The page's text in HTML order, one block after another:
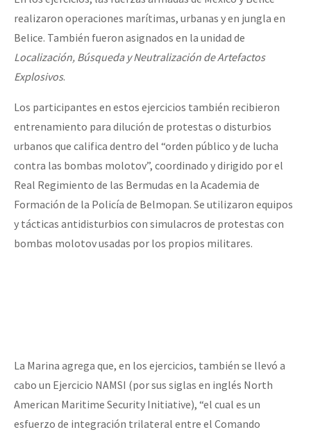
realizaron operaciones marítimas, urbanas y en jungla en
Belice. También fueron asignados en la unidad de
Localización, Búsqueda y Neutralización de Artefactos
Explosivos.
Los participantes en estos ejercicios también recibieron
entrenamiento para dilución de protestas o disturbios
urbanos que califica dentro del “orden público y de lucha
contra las bombas molotov”, coordinado y dirigido por el
Real Regimiento de las Bermudas en la Academia de
Formación de la Policía de Belmopan. Se utilizaron equipos
y tácticas antidisturbios con simulacros de protestas con
bombas molotov usadas por los propios militares.
La Marina agrega que, en los ejercicios, también se llevó a
cabo un Ejercicio NAMSI (por sus siglas en inglés North
American Maritime Security Initiative), “el cual es un
esfuerzo de integración trilateral entre el Comando